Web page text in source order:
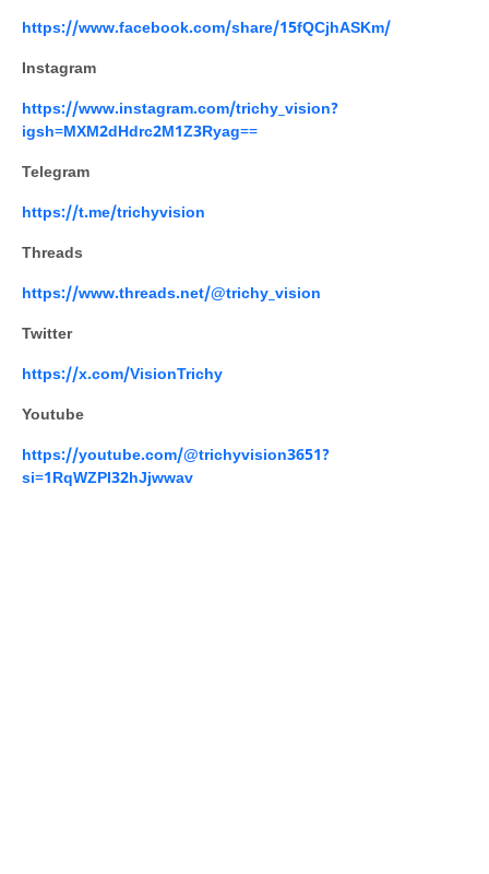
https://www.facebook.com/share/15fQCjhASKm/
Instagram
https://www.instagram.com/trichy_vision?
igsh=MXM2dHdrc2M1Z3Ryag==
Telegram
https://t.me/trichyvision
Threads
https://www.threads.net/@trichy_vision
Twitter
https://x.com/VisionTrichy
Youtube
https://youtube.com/@trichyvision3651?
si=1RqWZPI32hJjwwav